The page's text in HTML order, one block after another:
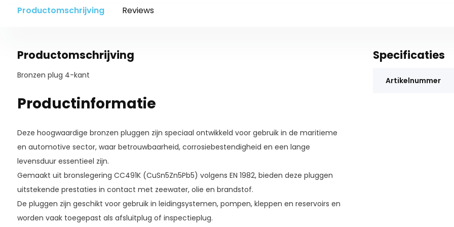
Productomschrijving Reviews
Productomschrijving
Bronzen plug 4-kant
Productinformatie
Deze hoogwaardige bronzen pluggen zijn speciaal ontwikkeld voor gebruik in de maritieme
en automotive sector, waar betrouwbaarheid, corrosiebestendigheid en een lange
levensduur essentieel zijn.
Gemaakt uit bronslegering CC491K (CuSn5Zn5Pb5) volgens EN 1982, bieden deze pluggen
uitstekende prestaties in contact met zeewater, olie en brandstof.
De pluggen zijn geschikt voor gebruik in leidingsystemen, pompen, kleppen en reservoirs en
worden vaak toegepast als afsluitplug of inspectieplug.
Specificaties
Artikelnummer